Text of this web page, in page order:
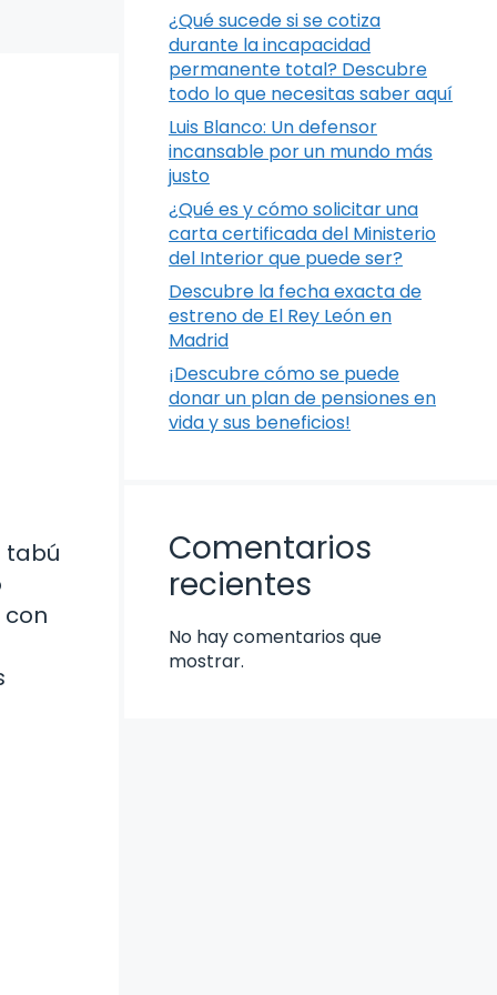
tabú
¿Qué sucede si se cotiza
durante la incapacidad
permanente total? Descubre
todo lo que necesitas saber aquí
Luis Blanco: Un defensor
incansable por un mundo más
justo
¿Qué es y cómo solicitar una
carta certificada del Ministerio
del Interior que puede ser?
Descubre la fecha exacta de
estreno de El Rey León en
Madrid
¡Descubre cómo se puede
donar un plan de pensiones en
vida y sus beneficios!
Comentarios
recientes
No hay comentarios que
mostrar.